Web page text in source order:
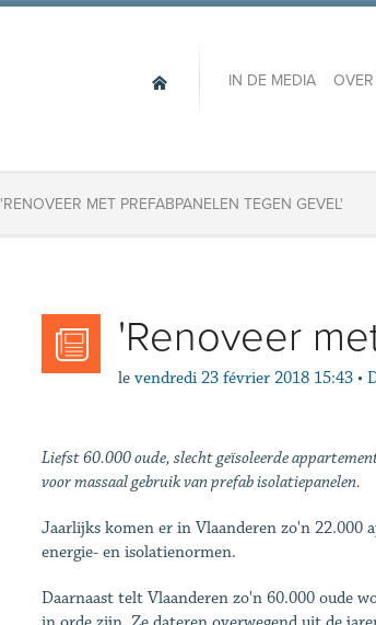
IN DE MEDIA
'RENOVEER MET PREFABPANELEN TEGEN GEVEL'
'Renoveer
le vendredi 23 février 2018 15:43 •
Liefst 60.000 oude, slecht geïsoleerde
voor massaal gebruik van prefab isolatiepanelen.
Jaarlijks komen er in Vlaanderen zo'n 22.000
energie- en isolatienormen.
Daarnaast telt Vlaanderen zo'n 60.000 oude